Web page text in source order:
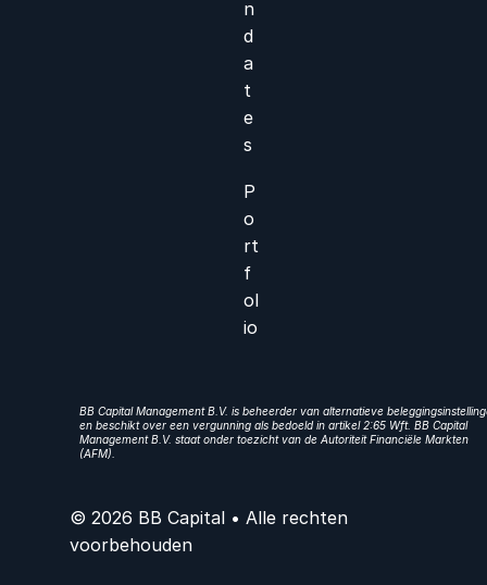
n
d
a
t
e
s
P
o
rt
f
ol
io
BB Capital Management B.V. is beheerder van alternatieve
en beschikt over een vergunning als bedoeld in artikel 2:65 Wft. BB Capital
Management B.V. staat onder toezicht van de Autoriteit Financiële Markten
(AFM).
© 2026 BB Capital • Alle rechten
voorbehouden